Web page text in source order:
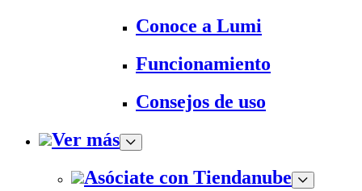
Conoce a Lumi
Funcionamiento
Consejos de uso
Ver más
Asóciate con Tiendanube